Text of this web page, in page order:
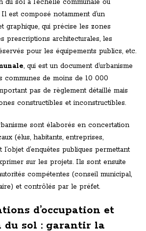
du sol à l’échelle communale ou
est composé notamment d’un
graphique, qui précise les zones
prescriptions architecturales, les
pour les équipements publics, etc.
, qui est un document d’urbanisme
communes de moins de 10 000
pas de règlement détaillé mais
constructibles et inconstructibles.
sont élaborés en concertation
(élus, habitants, entreprises,
d’enquêtes publiques permettant
sur les projets. Ils sont ensuite
compétentes (conseil municipal,
et contrôlés par le préfet.
d’occupation et
du sol : garantir la